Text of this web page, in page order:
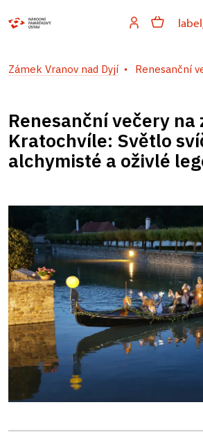
Zámek Vranov nad Dyjí Renesanční
Renesanční večery na
Kratochvíle: Světlo
alchymisté a oživlé